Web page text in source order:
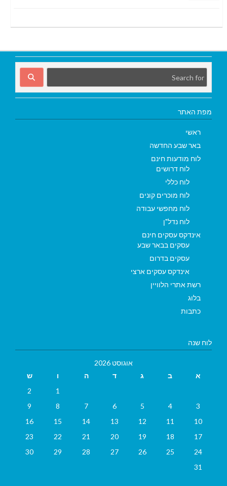
מפת האתר
ראשי
באר שבע החדשה
לוח מודעות חינם
לוח דרושים
לוח כללי
לוח מוכרים קונים
לוח מחפשי עבודה
לוח נדל"ן
אינדקס עסקים חינם
עסקים בבאר שבע
עסקים בדרום
אינדקס עסקים ארצי
רשת אתרי הלוויין
בלוג
כתבות
לוח שנה
אוגוסט 2026
א
ב ג ד ה ו
ש
1
2
3
4
5
6
7
8
9
10
11
12
13
14
15
16
17
18
19
20
21
22
23
24
25
26
27
28
29
30
31